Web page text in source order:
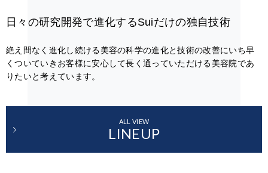
日々の研究開発で進化するSuiだけの独自技術
絶え間なく進化し続ける美容の科学の進化と技術の改善にいち早
くついていきお客様に安心して長く通っていただける美容院であ
りたいと考えています。
ALL VIEW
LINEUP